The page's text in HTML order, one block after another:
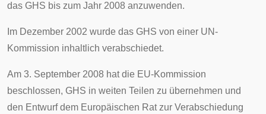
das GHS bis zum Jahr 2008 anzuwenden.
Im Dezember 2002 wurde das GHS von einer UN-
Kommission inhaltlich verabschiedet.
Am 3. September 2008 hat die EU-Kommission
beschlossen, GHS in weiten Teilen zu übernehmen und
den Entwurf dem Europäischen Rat zur Verabschiedung